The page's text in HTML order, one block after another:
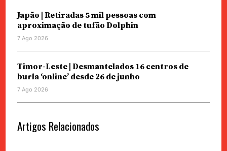
Japão | Retiradas 5 mil pessoas com
aproximação de tufão Dolphin
7 Ago 2026
Timor-Leste | Desmantelados 16 centros de
burla ‘online’ desde 26 de junho
7 Ago 2026
Artigos Relacionados